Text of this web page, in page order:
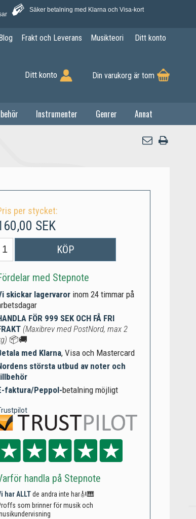
Säker betalning med Klarna och Visa-kort
Blog Frakt och Leverans Musikteori Ditt konto
Ditt konto Din varukorg är tom
Instrumenter Genrer Annat
per stycket:
SEK
KÖP
med Stepnote
skickar lagervaror inom 24 timmar på
FÖR 999 SEK OCH FÅ FRI
(Maxibrev med PostNord, max 2
📦🚚
med Klarna, Visa och Mastercard
största utbud av noter och
faktura/Peppol-betalning möjligt
handla på Stepnote
har ALLTde andra inte har🎻🎹
som brinner för musik och